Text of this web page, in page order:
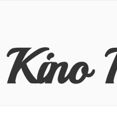
Kino